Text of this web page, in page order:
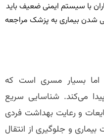
با سیستم ایمنی ضعیف باید
شدن بیماری به پزشک مراجعه
اما بسیار مسری است که
می‌کند. شناسایی سریع
و رعایت بهداشت فردی
و جلوگیری از انتقال